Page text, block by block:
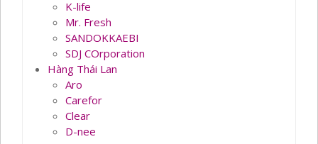
K-life
Mr. Fresh
SANDOKKAEBI
SDJ COrporation
Hàng Thái Lan
Aro
Carefor
Clear
D-nee